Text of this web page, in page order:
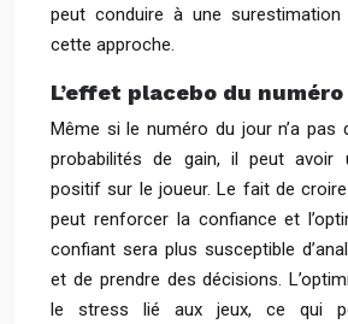
peut conduire à une surestimation
cette approche.
L’effet placebo du
Même si le numéro du jour n’a pas
probabilités de gain, il peut avoir
positif sur le joueur. Le fait de
peut renforcer la confiance et
confiant sera plus susceptible
et de prendre des décisions.
le stress lié aux jeux, ce qui